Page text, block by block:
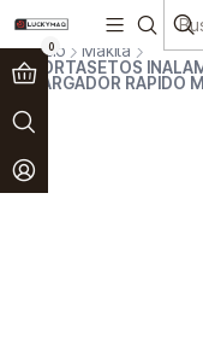
0
Paga
Inicio
Makita
CORTASETOS
CARGADOR RAPIDO